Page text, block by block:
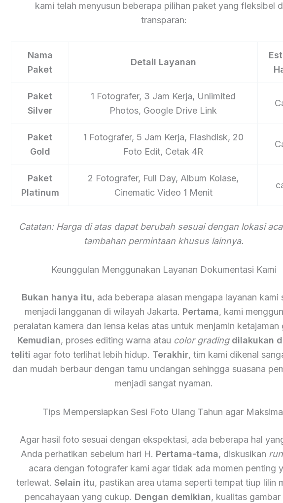
kami telah menyusun beberapa pilihan paket yang fleksibel
transparan:
Nama
Paket
Detail Layanan
Paket
Silver
1 Fotografer, 3 Jam Kerja, Unlimited
Photos, Google Drive Link
Paket
Gold
1 Fotografer, 5 Jam Kerja, Flashdisk, 20
Foto Edit, Cetak 4R
Paket
Platinum
2 Fotografer, Full Day, Album Kolase,
Cinematic Video 1 Menit
Catatan: Harga di atas dapat berubah sesuai dengan lokasi
tambahan permintaan khusus lainnya.
Keunggulan Menggunakan Layanan Dokumentasi Kami
Bukan hanya itu, ada beberapa alasan mengapa layanan kami
menjadi langganan di wilayah Jakarta. Pertama, kami
peralatan kamera dan lensa kelas atas untuk menjamin ketajaman
Kemudian, proses editing warna atau color grading dilakukan
teliti agar foto terlihat lebih hidup. Terakhir, tim kami dikenal
dan mudah berbaur dengan tamu undangan sehingga suasana
menjadi sangat nyaman.
Tips Mempersiapkan Sesi Foto Ulang Tahun agar
Agar hasil foto sesuai dengan ekspektasi, ada beberapa hal
Anda perhatikan sebelum hari H. Pertama-tama, diskusikan
acara dengan fotografer kami agar tidak ada momen penting
terlewat. Selain itu, pastikan area utama seperti tempat tiup lilin
pencahayaan yang cukup. Dengan demikian, kualitas gambar